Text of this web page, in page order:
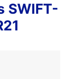
SWIFT-